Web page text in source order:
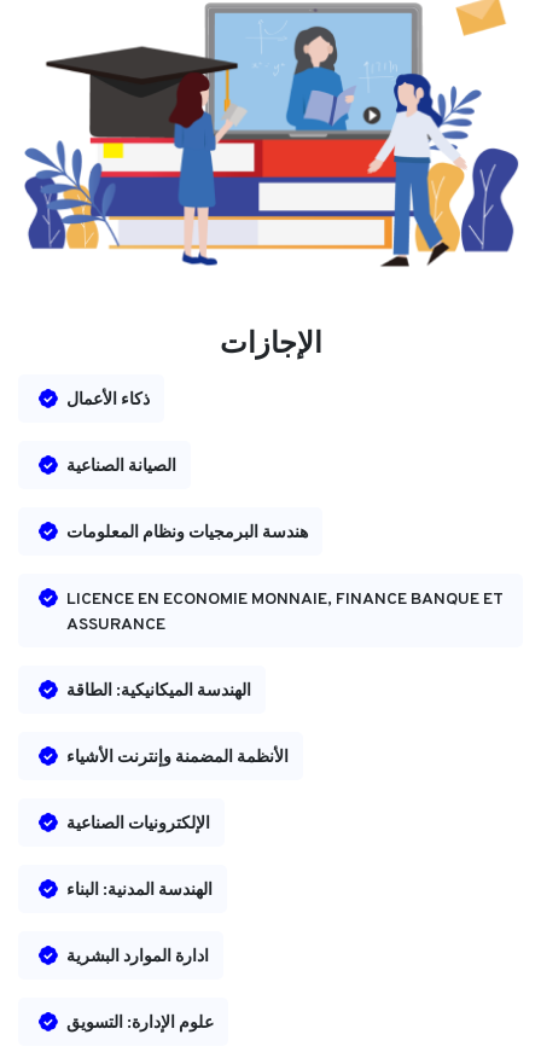
الإجازات
ذكاء الأعمال
الصيانة الصناعية
هندسة البرمجيات ونظام المعلومات
LICENCE EN ECONOMIE MONNAIE, FINANCE BANQUE ET
ASSURANCE
الهندسة الميكانيكية: الطاقة
الأنظمة المضمنة وإنترنت الأشياء
الإلكترونيات الصناعية
الهندسة المدنية: البناء
ادارة الموارد البشرية
علوم الإدارة: التسويق